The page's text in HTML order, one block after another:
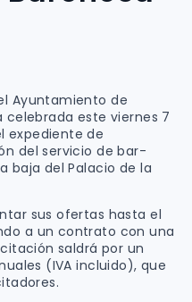
Ayuntamiento de
celebrada este viernes 7
expediente de
del servicio de bar-
baja del Palacio de la
sus ofertas hasta el
a un contrato con una
saldrá por un
(IVA incluido), que